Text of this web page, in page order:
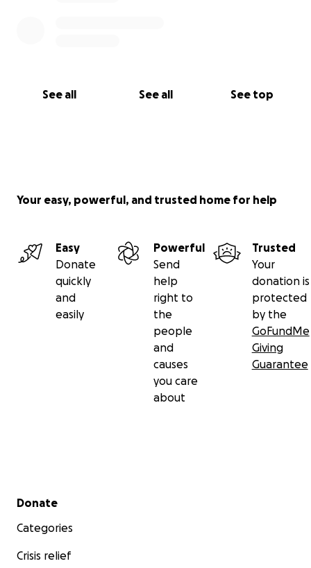
See all See all See top
Your easy, powerful, and trusted home for help
Easy
Donate
quickly
and
easily
Powerful
Send
help
right to
the
people
and
causes
you care
about
Trusted
Your
donation is
protected
by the
GoFundMe
Giving
Guarantee
Secondary menu
Donate
Categories
Crisis relief